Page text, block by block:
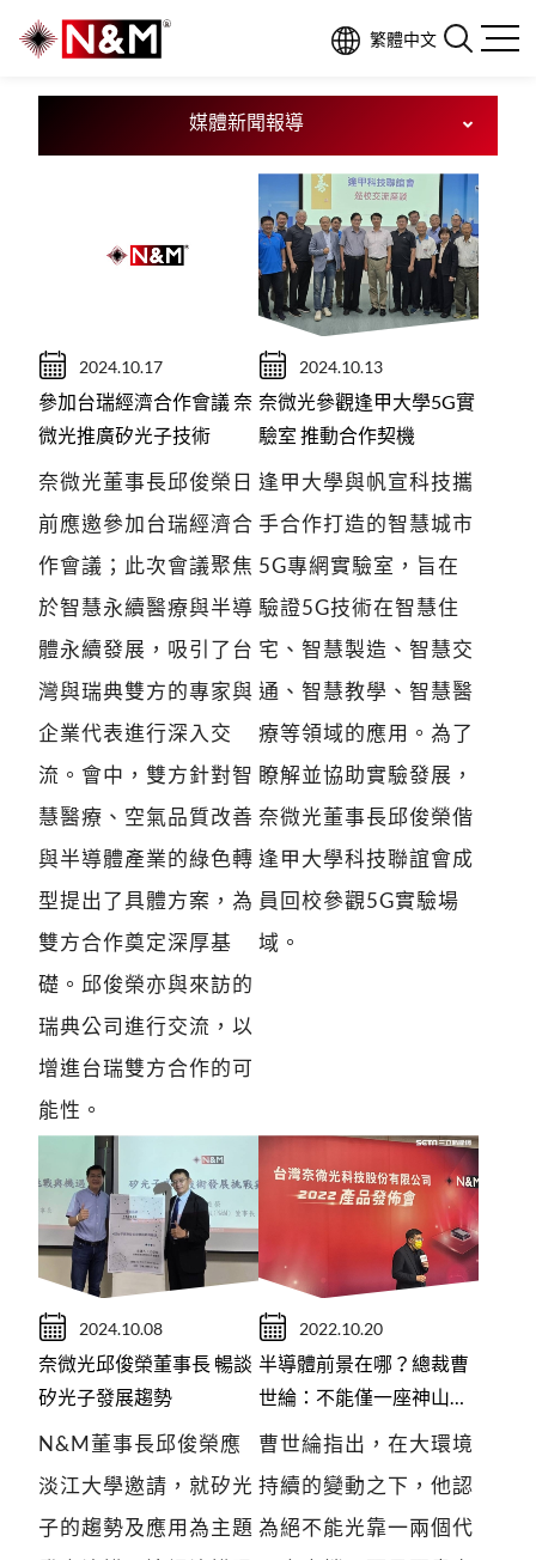
繁體中文
媒體新聞報導
2024.10.17
參加台瑞經濟合作會議 奈
微光推廣矽光子技術
奈微光董事長邱俊榮日
前應邀參加台瑞經濟合
作會議；此次會議聚焦
於智慧永續醫療與半導
體永續發展，吸引了台
灣與瑞典雙方的專家與
企業代表進行深入交
流。會中，雙方針對智
慧醫療、空氣品質改善
與半導體產業的綠色轉
型提出了具體方案，為
雙方合作奠定深厚基
礎。邱俊榮亦與來訪的
瑞典公司進行交流，以
增進台瑞雙方合作的可
能性。
2024.10.13
奈微光參觀逢甲大學5G實
驗室 推動合作契機
逢甲大學與帆宣科技攜
手合作打造的智慧城市
5G專網實驗室，旨在
驗證5G技術在智慧住
宅、智慧製造、智慧交
通、智慧教學、智慧醫
療等領域的應用。為了
瞭解並協助實驗發展，
奈微光董事長邱俊榮偕
逢甲大學科技聯誼會成
員回校參觀5G實驗場
域。
2024.10.08
奈微光邱俊榮董事長 暢談
矽光子發展趨勢
N&M董事長邱俊榮應
淡江大學邀請，就矽光
子的趨勢及應用為主題
2022.10.20
半導體前景在哪？總裁曹
世綸：不能僅一座神山、
需打造護國群山
曹世綸指出，在大環境
持續的變動之下，他認
為絕不能光靠一兩個代